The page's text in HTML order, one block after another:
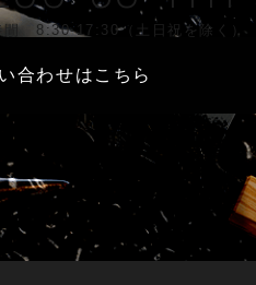
間 8:30-17:30（土日祝を除く）
合わせはこちら